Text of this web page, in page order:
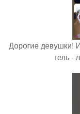
Дорогие девушки!
гель -